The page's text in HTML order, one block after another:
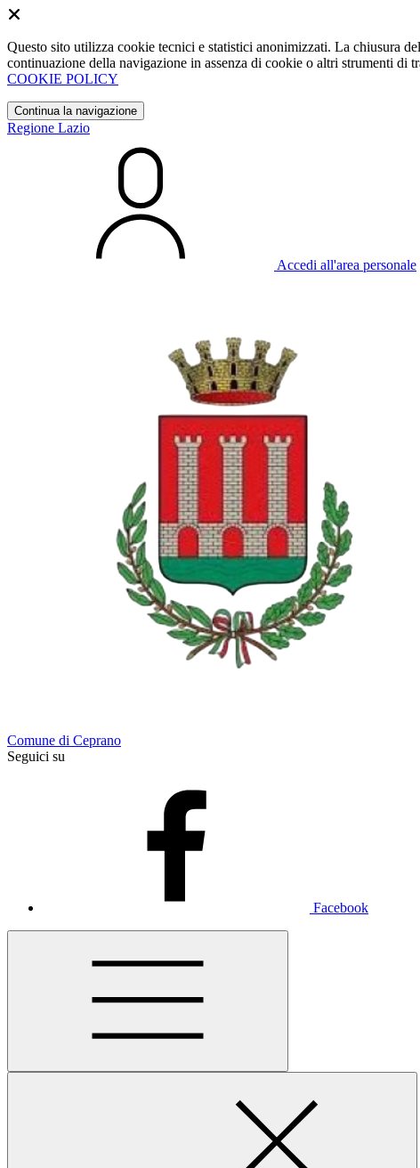
Questo sito utilizza cookie tecnici e statistici anonimizzati. La chiusura
continuazione della navigazione in assenza di cookie o altri strumenti di
COOKIE POLICY
Continua la navigazione
Regione Lazio
Accedi all'area personale
Comune di Ceprano
Seguici su
Facebook